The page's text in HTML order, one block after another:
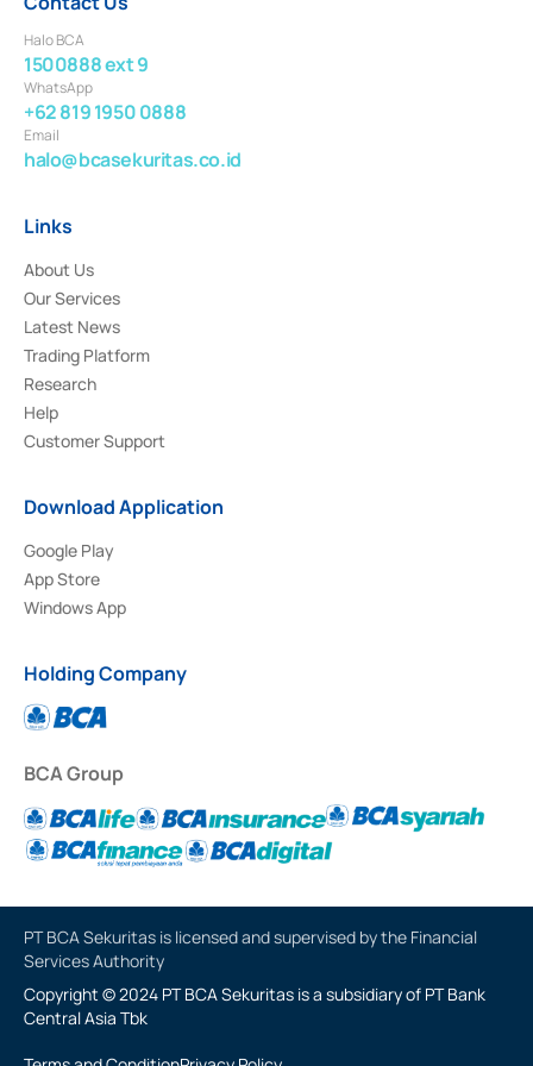
Halo BCA
1500888 ext 9
WhatsApp
+62 819 1950 0888
Email
halo@bcasekuritas.co.id
Links
About Us
Our Services
Latest News
Trading Platform
Research
Help
Customer Support
Download Application
Google Play
App Store
Windows App
Holding Company
BCA Group
PT BCA Sekuritas is licensed and supervised by the Financial
Services Authority
Copyright © 2024 PT BCA Sekuritas is a subsidiary of PT Bank
Central Asia Tbk